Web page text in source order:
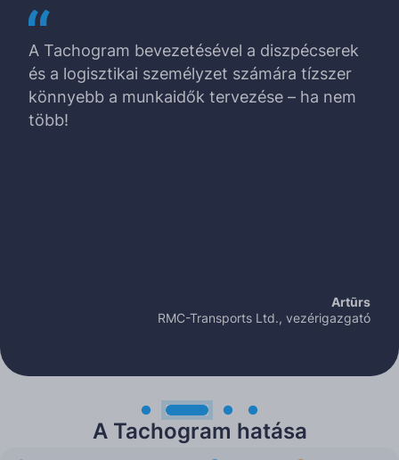
A Tachogram bevezetésével a diszpécserek
és a logisztikai személyzet számára tízszer
könnyebb a munkaidők tervezése – ha nem
több!
Artūrs
RMC-Transports Ltd., vezérigazgató
A Tachogram hatása